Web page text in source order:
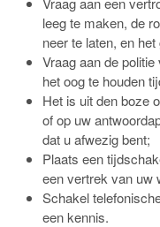
leeg te maken, de
neer te laten, en
Vraag aan de
het oog te houden
Het is uit den boze
of op uw
dat u afwezig bent;
Plaats een
een vertrek van uw
Schakel
een kennis.